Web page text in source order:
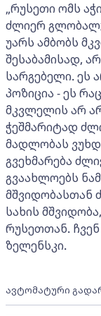
„რუსეთი ომს
ძლიერ
უარს ამბობს
შესაბამისად,
სარგებელი.
პოზიცია - ეს
მკვლელის არ
ჭეშმარიტად
მადლობას
გვეხმარება
გვაახლოებს
მშვიდობასთან
სახის
რუსეთთან. ჩვენ
ზელენსკი.
ავტომატური